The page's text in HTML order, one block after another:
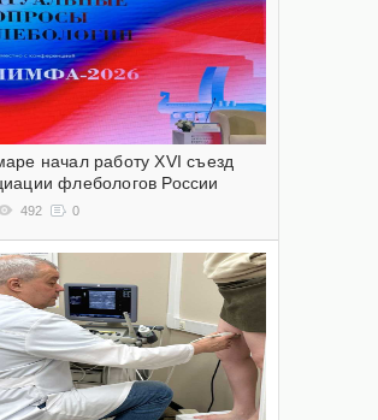
начал работу XVI съезд
флебологов России
492 0